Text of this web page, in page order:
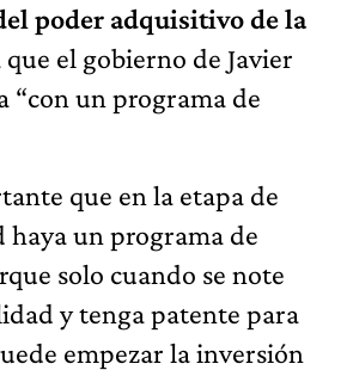
poder adquisitivo de la
el gobierno de Javier
“con un programa de
que en la etapa de
un programa de
solo cuando se note
y tenga patente para
empezar la inversión